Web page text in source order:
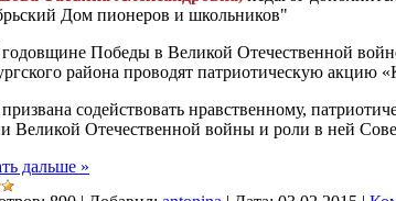
Дом пионеров и школьников"
Победы в Великой Отечественной
района проводят патриотическую акцию
содействовать нравственному,
Великой Отечественной войны и роли в ней
дальше »